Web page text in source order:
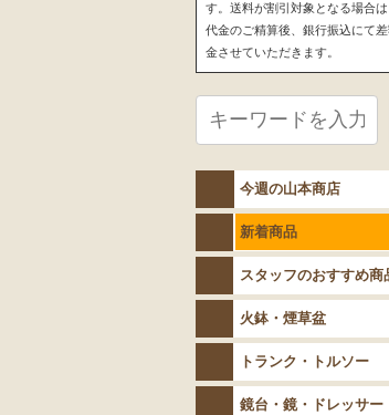
す。送料が割引対象となる場合
代金のご精算後、銀行振込にて
金させていただきます。
今週の山本商店
新着商品
スタッフのおすすめ商
火鉢・煙草盆
トランク・トルソー
鏡台・鏡・ドレッサー